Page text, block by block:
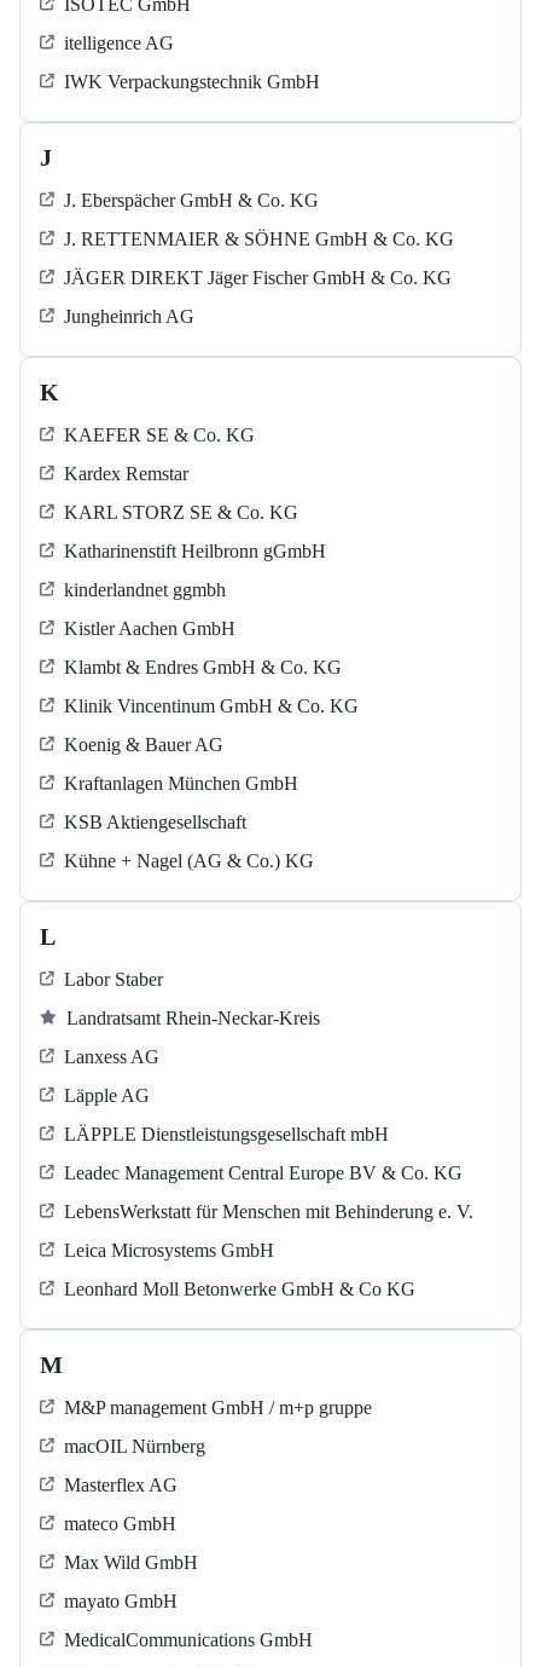
ISOTEC GmbH
itelligence AG
IWK Verpackungstechnik GmbH
J
J. Eberspächer GmbH & Co. KG
J. RETTENMAIER & SÖHNE GmbH & Co. KG
JÄGER DIREKT Jäger Fischer GmbH & Co. KG
Jungheinrich AG
K
KAEFER SE & Co. KG
Kardex Remstar
KARL STORZ SE & Co. KG
Katharinenstift Heilbronn gGmbH
kinderlandnet ggmbh
Kistler Aachen GmbH
Klambt & Endres GmbH & Co. KG
Klinik Vincentinum GmbH & Co. KG
Koenig & Bauer AG
Kraftanlagen München GmbH
KSB Aktiengesellschaft
Kühne + Nagel (AG & Co.) KG
L
Labor Staber
Landratsamt Rhein-Neckar-Kreis
Lanxess AG
Läpple AG
LÄPPLE Dienstleistungsgesellschaft mbH
Leadec Management Central Europe BV & Co. KG
LebensWerkstatt für Menschen mit Behinderung e. V.
Leica Microsystems GmbH
Leonhard Moll Betonwerke GmbH & Co KG
M
M&P management GmbH / m+p gruppe
macOIL Nürnberg
Masterflex AG
mateco GmbH
Max Wild GmbH
mayato GmbH
MedicalCommunications GmbH